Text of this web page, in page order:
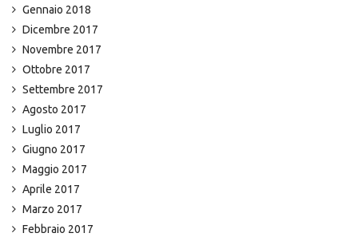
Gennaio 2018
Dicembre 2017
Novembre 2017
Ottobre 2017
Settembre 2017
Agosto 2017
Luglio 2017
Giugno 2017
Maggio 2017
Aprile 2017
Marzo 2017
Febbraio 2017